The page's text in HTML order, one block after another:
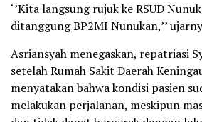
‘’Kita langsung rujuk ke RSUD
ditanggung BP2MI Nunukan,’’
Asriansyah menegaskan, repatriasi
setelah Rumah Sakit Daerah
menyatakan bahwa kondisi pasien
melakukan perjalanan, meskipun